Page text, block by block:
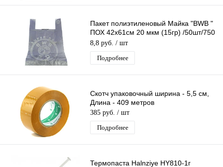
Пакет полиэтиленовый Майка "BWB "
ПОХ 42х61см 20 мкм (15гр) /50шт/750
шт*меш, 1ШТ.
8,8 руб. / шт
Подробнее
Скотч упаковочный ширина - 5,5 см,
Длина - 409 метров
385 руб. / шт
Подробнее
Термопаста Halnziye HY810-1г